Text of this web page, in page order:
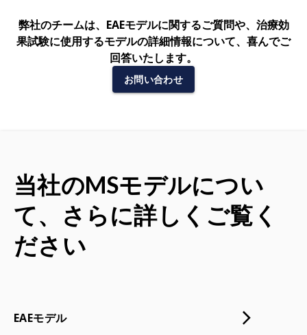
弊社のチームは、EAEモデルに関するご質問や、治療効
果試験に使用するモデルの詳細情報について、喜んでご
回答いたします。
お問い合わせ
当社のMSモデルについ
て、さらに詳しくご覧く
ださい
EAEモデル